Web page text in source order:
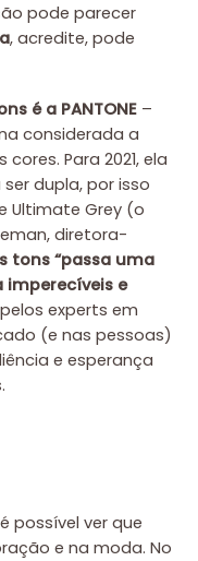
pode parecer
, acredite, pode
é a PANTONE –
considerada a
Para 2021, ela
dupla, por isso
Ultimate Grey (o
diretora-
tons “passa uma
imperecíveis e
experts em
(e nas pessoas)
e esperança
possível ver que
e na moda. No